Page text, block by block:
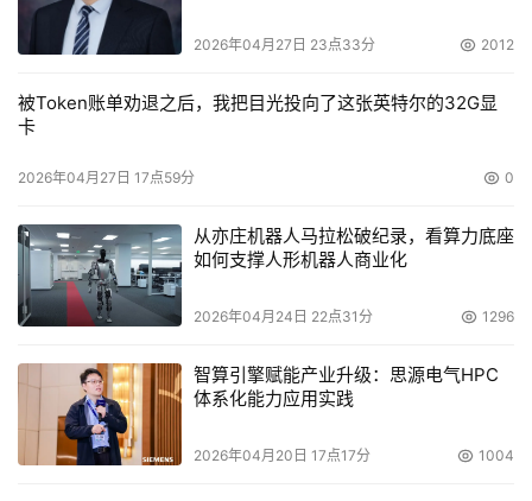
2026年04月27日 23点33分 2012
被Token账单劝退之后，我把目光投向了这张英特尔的32G显
卡
2026年04月27日 17点59分 0
从亦庄机器人马拉松破纪录，看算力底座
如何支撑人形机器人商业化
2026年04月24日 22点31分 1296
智算引擎赋能产业升级：思源电气HPC
体系化能力应用实践
2026年04月20日 17点17分 1004